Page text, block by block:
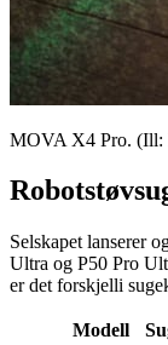
MOVA X4 Pro.
Selskapet lanserer
Ultra og P50 Pro
er det forskjelli
Modell